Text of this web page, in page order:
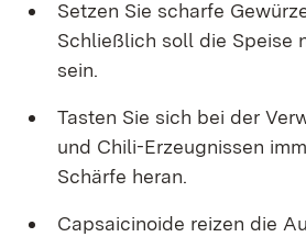
Setzen Sie scharfe
Schließlich soll die Speise
sein.
Tasten Sie sich bei der
und Chili-Erzeugnissen
Schärfe heran.
Capsaicinoide reizen die